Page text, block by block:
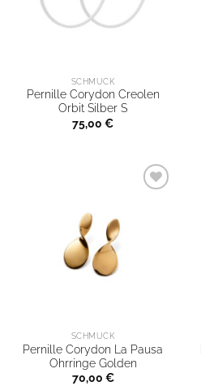
SCHMUCK
Pernille Corydon Creolen
Orbit Silber S
75,00 €
SCHMUCK
Pernille Corydon La Pausa
Ohrringe Golden
70,00 €